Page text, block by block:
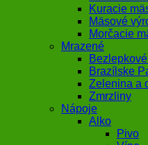
Kuracie
Mäsové
Morčacie
Mrazené
Brazílske
Zelenina a
Zmrzliny
Nápoje
Alko
Pivo